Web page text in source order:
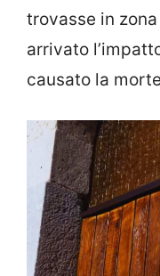
trovasse in
arrivato
causato la